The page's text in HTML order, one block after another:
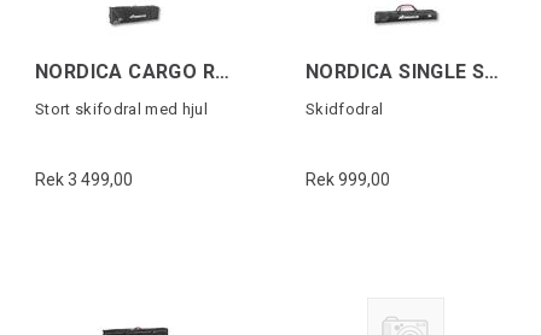
NORDICA CARGO ROLLER SKI BAG Svart/Vit
Stort skifodral med hjul
Rek 3 499,00
NORDICA SINGLE SKI BAG Svart/Vit/Röd
Skidfodral
Rek 999,00